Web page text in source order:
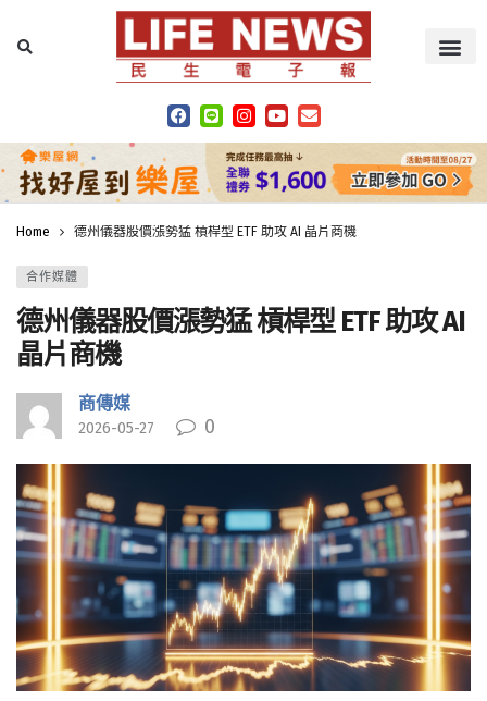
Home 德州儀器股價漲勢猛 槓桿型 ETF 助攻 AI 晶片商機
合作媒體
德州儀器股價漲勢猛 槓桿型 ETF 助攻 AI
晶片商機
商傳媒
2026-05-27 0